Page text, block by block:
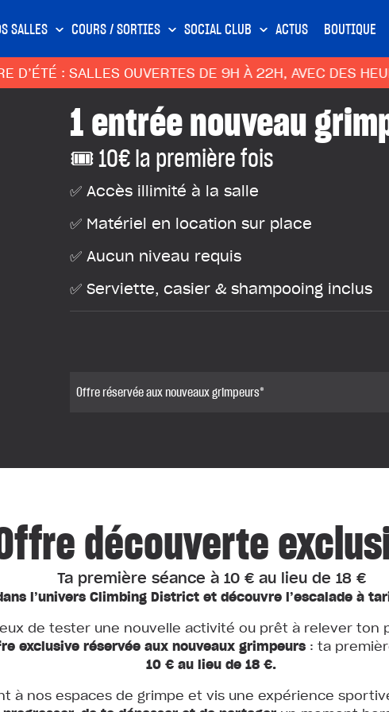
SALLES COURS / SORTIES SOCIAL CLUB ACTUS BOUTIQUE
OUVERTES DE 9H À 22H, AVEC DES HEURES
1 entrée nouveau
🎟️ 10€ la première fois
✅ Accès illimité à la salle
✅ Matériel en location sur place
✅ Aucun niveau requis
✅ Serviette, casier & shampooing inclus
Offre réservée aux nouveaux grimpeurs*
découverte
Ta première séance à 10 € au lieu de 18 €
l’univers Climbing District et découvre l’escalade à
de tester une nouvelle activité ou prêt à relever ton
exclusive réservée aux nouveaux grimpeurs: ta
10 € au lieu de 18 €.
à nos espaces de grimpe et vis une expérience